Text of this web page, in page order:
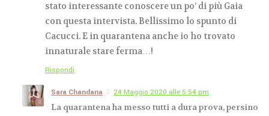
stato interessante conoscere un po’ di più Gaia
con questa intervista. Bellissimo lo spunto di
Cacucci. E in quarantena anche io ho trovato
innaturale stare ferma…!
Rispondi
Sara Chandana 24 Maggio 2020 alle 5:54 pm
La quarantena ha messo tutti a dura prova, persino